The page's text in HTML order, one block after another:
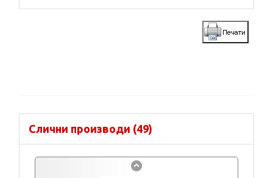
Слични производи (49)